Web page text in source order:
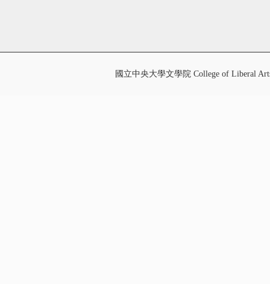
國立中央大學文學院 College of Liberal